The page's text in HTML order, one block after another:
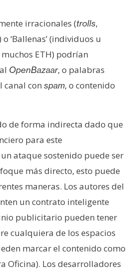
irracionales (trolls,
o ‘Ballenas’ (individuos u
ETH) podrían
OpenBazaar, o palabras
canal con spam, o contenido
de forma indirecta dado que
para este
ataque sostenido puede ser
más directo, esto puede
maneras. Los autores del
un contrato inteligente
publicitario pueden tener
cualquiera de los espacios
marcar el contenido como
Oficina). Los desarrolladores